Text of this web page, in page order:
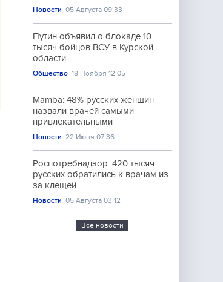
Новости 05 Августа 09:33
Путин объявил о блокаде 10
тысяч бойцов ВСУ в Курской
области
Общество 18 Ноября 12:05
Mamba: 48% русских женщин
назвали врачей самыми
привлекательными
Новости 22 Июня 07:36
Роспотребнадзор: 420 тысяч
русских обратились к врачам из-
за клещей
Новости 05 Августа 03:12
Все новости